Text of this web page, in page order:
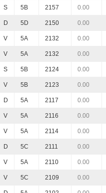
S 5B 2157 0.00
D 5D 2150 0.00
V 5A 2132 0.00
V 5A 2132 0.00
S 5B 2124 0.00
V 5B 2123 0.00
D 5A 2117 0.00
V 5A 2116 0.00
V 5A 2114 0.00
D 5C 2111 0.00
V 5A 2110 0.00
V 5C 2109 0.00